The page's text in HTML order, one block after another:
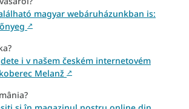
magyar webáruházunkban is:
↗
i v našem českém internetovém
Melanž ↗